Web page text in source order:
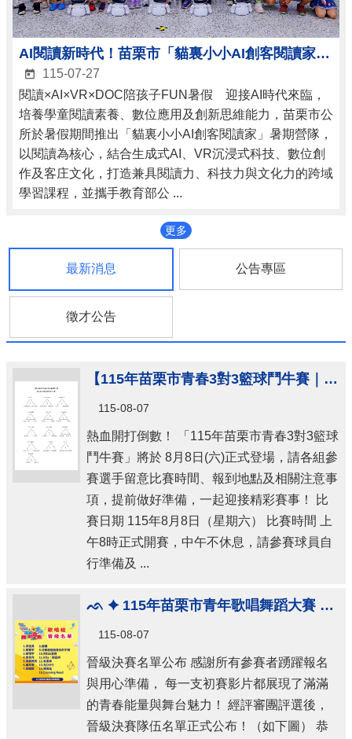
AI閱讀新時代！苗栗市「貓裏小小AI創客閱讀家」暑期營隊正式啟動
115-07-27
閱讀×AI×VR×DOC陪孩子FUN暑假 迎接AI時代來臨，
培養學童閱讀素養、數位應用及創新思維能力，苗栗市公
所於暑假期間推出「貓裏小小AI創客閱讀家」暑期營隊，
以閱讀為核心，結合生成式AI、VR沉浸式科技、數位創
作及客庄文化，打造兼具閱讀力、科技力與文化力的跨域
學習課程，並攜手教育部公 ...
更多
最新消息 公告專區
徵才公告
【115年苗栗市青春3對3籃球鬥牛賽｜賽事資訊及注意事項】
115-08-07
熱血開打倒數！ 「115年苗栗市青春3對3籃球
鬥牛賽」將於 8月8日(六)正式登場，請各組參
賽選手留意比賽時間、報到地點及相關注意事
項，提前做好準備，一起迎接精彩賽事！ 比
賽日期 115年8月8日（星期六） 比賽時間 上
午8時正式開賽，中午不休息，請參賽球員自
行準備及 ...
ᨒ ✦ 115年苗栗市青年歌唱舞蹈大賽 ✦ ᨒ
115-08-07
晉級決賽名單公布 感謝所有參賽者踴躍報名
與用心準備， 每一支初賽影片都展現了滿滿
的青春能量與舞台魅力！ 經評審團評選後，
晉級決賽隊伍名單正式公布！（如下圖） 恭